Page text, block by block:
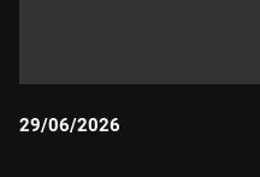
29/06/2026